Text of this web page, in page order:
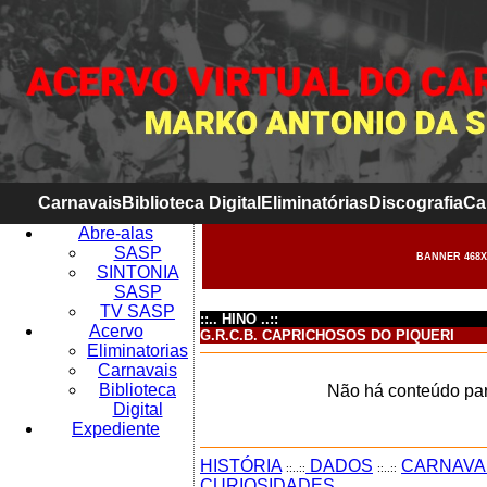
CarnavaisBiblioteca Digital EliminatóriasDiscografia
Abre-alas
SASP
SINTONIA
SASP
TV SASP
Acervo
Eliminatorias
Carnavais
Biblioteca
Digital
Expediente
BANNER
::.. HINO ..::
G.R.C.B. CAPRICHOSOS DO PIQUERI
Não há conteúdo
HISTÓRIA ::..:: DADOS ::..::